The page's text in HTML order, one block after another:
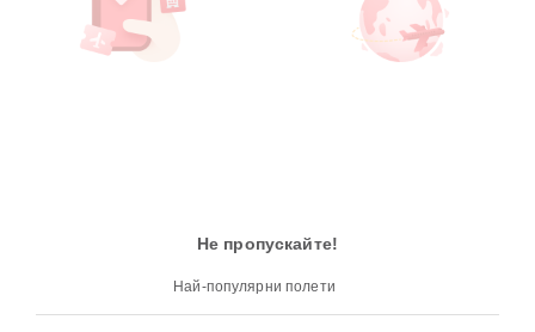
Не пропускайте!
Най-популярни полети